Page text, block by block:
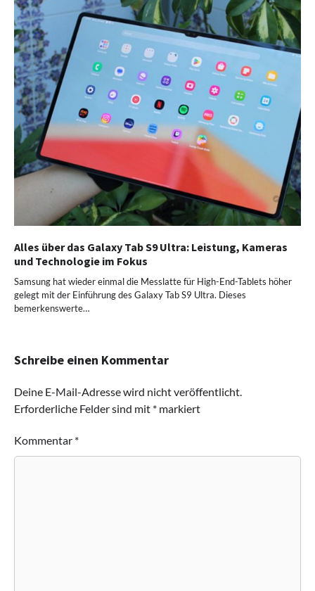
Alles über das Galaxy Tab S9 Ultra: Leistung, Kameras
und Technologie im Fokus
Samsung hat wieder einmal die Messlatte für High-End-Tablets höher
gelegt mit der Einführung des Galaxy Tab S9 Ultra. Dieses
bemerkenswerte…
Schreibe einen Kommentar
Deine E-Mail-Adresse wird nicht veröffentlicht.
Erforderliche Felder sind mit * markiert
Kommentar *